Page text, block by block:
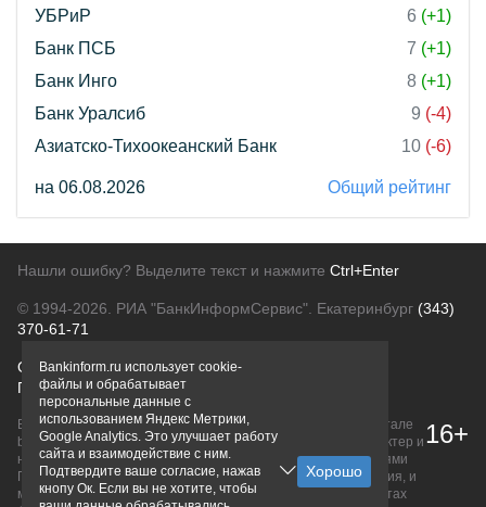
УБРиР
6 (+1)
Банк ПСБ
7 (+1)
Банк Инго
8 (+1)
Банк Уралсиб
9 (-4)
Азиатско-Тихоокеанский Банк
10 (-6)
на 06.08.2026 Общий рейтинг
Нашли ошибку? Выделите текст и нажмите Ctrl+Enter
© 1994-2026. РИА "БанкИнформСервис". Екатеринбург (343)
370-61-71
О проектеПолитика конфиденциальности
Правовая информацияДля рекламодателей
Вся информация о продуктах банков, размещенная на портале
bankinform.ru, носит исключительно ознакомительный характер и
не является публичной офертой, определяемой положениями
ГК РФ. Информация не содержит точного и полного описания, и
может быть изменена. Конечные условия уточняйте на сайтах
16+
Bankinform.ru использует cookie-
файлы и обрабатывает
персональные данные с
использованием Яндекс Метрики,
Google Analytics. Это улучшает работу
сайта и взаимодействие с ним.
Подтвердите ваше согласие, нажав
кнопу Ок. Если вы не хотите, чтобы